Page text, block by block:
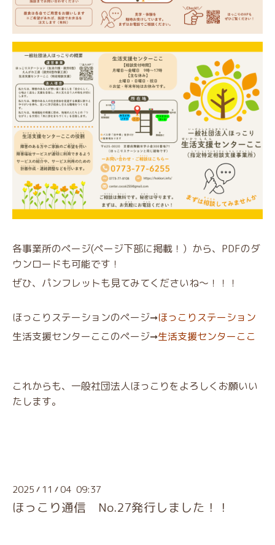
各事業所のページ(ページ下部に掲載！）から、PDFのダ
ウンロードも可能です！
ぜひ、パンフレットも見てみてくださいね～！！！
ほっこりステーションのページ➞ほっこりステーション
生活支援センターここのページ➞生活支援センターここ
これからも、一般社団法人ほっこりをよろしくお願いい
たします。
2025 / 11 /04 09:37
ほっこり通信 No.27発行しました！！